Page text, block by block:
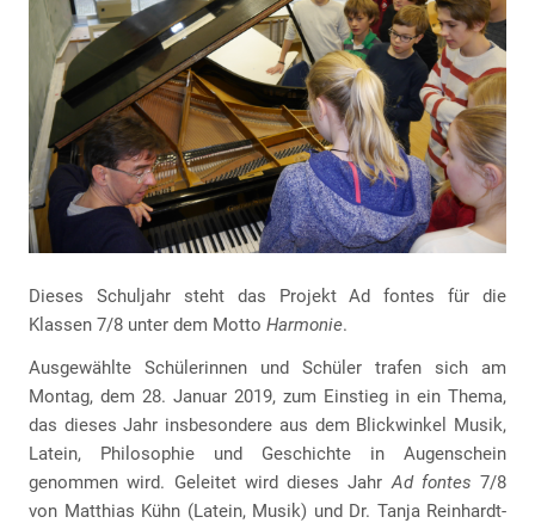
Dieses Schuljahr steht das Projekt Ad fontes für die
Klassen 7/8 unter dem Motto Harmonie.
Ausgewählte Schülerinnen und Schüler trafen sich am
Montag, dem 28. Januar 2019, zum Einstieg in ein Thema,
das dieses Jahr insbesondere aus dem Blickwinkel Musik,
Latein, Philosophie und Geschichte in Augenschein
genommen wird. Geleitet wird dieses JahrAd fontes 7/8
von Matthias Kühn (Latein, Musik) und Dr. Tanja Reinhardt-